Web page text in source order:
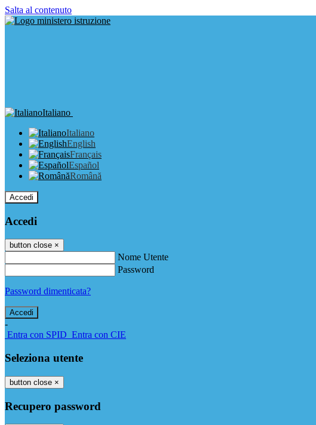
Salta al contenuto
Italiano
Italiano
English
Français
Español
Română
Accedi
Accedi
button close ×
Nome Utente
Password
Password dimenticata?
-
Entra con SPID Entra con CIE
Seleziona utente
button close ×
Recupero password